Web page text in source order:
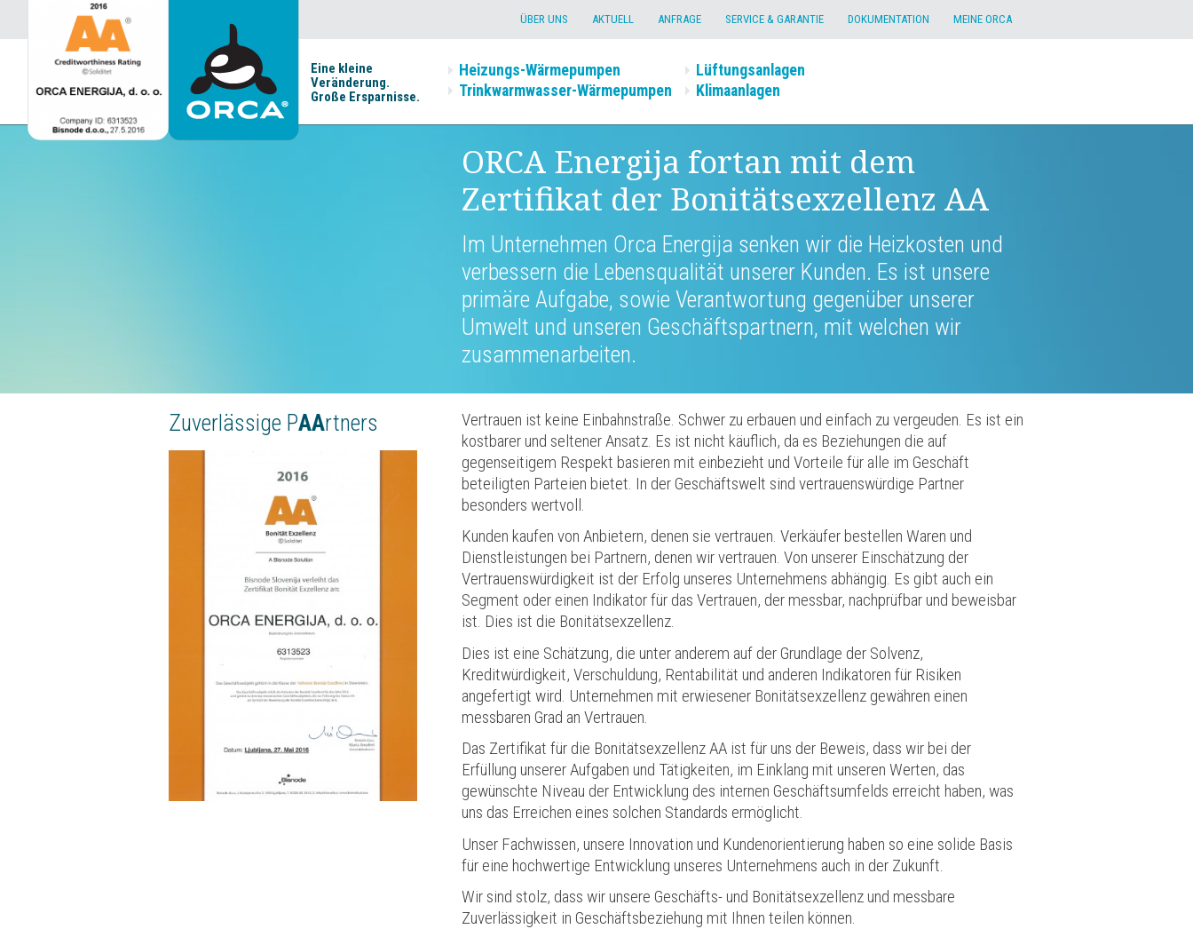
ÜBER UNS AKTUELL ANFRAGE SERVICE & GARANTIE DOKUMENTATION MEINE ORCA
Eine kleine
Veränderung.
Große Ersparnisse.
Heizungs-Wärmepumpen
Trinkwarmwasser-Wärmepumpen
Lüftungsanlagen
Klimaanlagen
ORCA Energija fortan mit dem
Zertifikat der Bonitätsexzellenz AA
Im Unternehmen Orca Energija senken wir die Heizkosten und
verbessern die Lebensqualität unserer Kunden. Es ist unsere
primäre Aufgabe, sowie Verantwortung gegenüber unserer
Umwelt und unseren Geschäftspartnern, mit welchen wir
zusammenarbeiten.
Zuverlässige PAArtners
Vertrauen ist keine Einbahnstraße. Schwer zu erbauen und einfach zu vergeuden. Es ist ein
kostbarer und seltener Ansatz. Es ist nicht käuflich, da es Beziehungen die auf
gegenseitigem Respekt basieren mit einbezieht und Vorteile für alle im Geschäft
beteiligten Parteien bietet. In der Geschäftswelt sind vertrauenswürdige Partner
besonders wertvoll.
Kunden kaufen von Anbietern, denen sie vertrauen. Verkäufer bestellen Waren und
Dienstleistungen bei Partnern, denen wir vertrauen. Von unserer Einschätzung der
Vertrauenswürdigkeit ist der Erfolg unseres Unternehmens abhängig. Es gibt auch ein
Segment oder einen Indikator für das Vertrauen, der messbar, nachprüfbar und beweisbar
ist. Dies ist die Bonitätsexzellenz.
Dies ist eine Schätzung, die unter anderem auf der Grundlage der Solvenz,
Kreditwürdigkeit, Verschuldung, Rentabilität und anderen Indikatoren für Risiken
angefertigt wird. Unternehmen mit erwiesener Bonitätsexzellenz gewähren einen
messbaren Grad an Vertrauen.
Das Zertifikat für die Bonitätsexzellenz AA ist für uns der Beweis, dass wir bei der
Erfüllung unserer Aufgaben und Tätigkeiten, im Einklang mit unseren Werten, das
gewünschte Niveau der Entwicklung des internen Geschäftsumfelds erreicht haben, was
uns das Erreichen eines solchen Standards ermöglicht.
Unser Fachwissen, unsere Innovation und Kundenorientierung haben so eine solide Basis
für eine hochwertige Entwicklung unseres Unternehmens auch in der Zukunft.
Wir sind stolz, dass wir unsere Geschäfts- und Bonitätsexzellenz und messbare
Zuverlässigkeit in Geschäftsbeziehung mit Ihnen teilen können.